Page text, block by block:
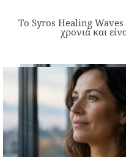
Το Syros Healing Waves
χρονιά και